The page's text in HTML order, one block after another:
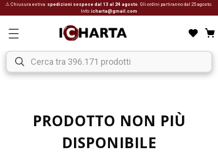
⚠ Chiusura estiva: spedizioni sospese dal 13 al 24 agosto . Gli ordini partiranno dal 25 agosto.
Info:icharta@gmail.com
PRODOTTO NON PIÙ
DISPONIBILE